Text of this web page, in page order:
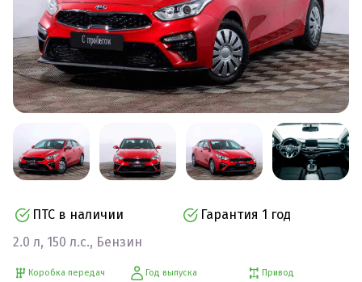
ПТС в наличии
Гарантия 1 год
2.0 л, 150 л.с., Бензин
Коробка передач Год выпуска Привод